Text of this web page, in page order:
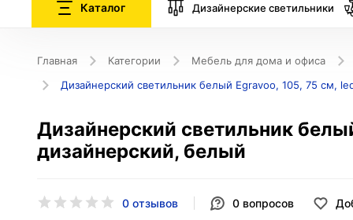
Каталог Дизайнерские светильники
Главная Категории
Мебель для дома и офиса
Дизайнерский светильник белый Egravoo, 105, 75 см,
Дизайнерский светильник
дизайнерский, белый
0 отзывов 0 вопросов